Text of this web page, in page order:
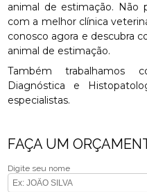
animal de estimação. Não
com a melhor clínica
conosco agora e descubra
animal de estimação.
Também trabalhamos
Diagnóstica e
especialistas.
FAÇA UM
Digite seu nome